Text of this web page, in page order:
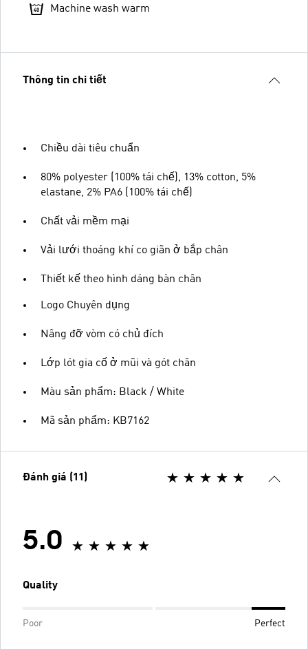
Machine wash warm
Thông tin chi tiết
Chiều dài tiêu chuẩn
80% polyester (100% tái chế), 13% cotton, 5%
elastane, 2% PA6 (100% tái chế)
Chất vải mềm mại
Vải lưới thoáng khí co giãn ở bắp chân
Thiết kế theo hình dáng bàn chân
Logo Chuyên dụng
Nâng đỡ vòm có chủ đích
Lớp lót gia cố ở mũi và gót chân
Màu sản phẩm: Black / White
Mã sản phẩm: KB7162
Đánh giá (11)
5.0
Quality
Poor Perfect